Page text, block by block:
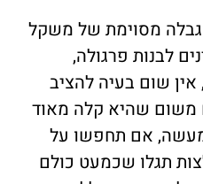
מסוימת של משקל
לבנות פרגולה,
שום בעיה להציב
משום שהיא קלה מאוד
אם תחפשו על
תגלו שכמעט כולם